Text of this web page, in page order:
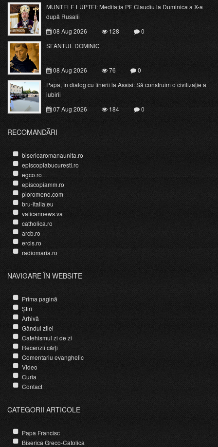
MUNTELE LUPTEI: Meditația PF Claudiu la Duminica a X-a
după Rusalii
08 Aug 2026
128
0
SFÂNTUL DOMINIC
08 Aug 2026 76
0
Papa, în dialog cu tinerii la Assisi: Să construim o civilizație a
iubirii
07 Aug 2026
184 0
RECOMANDĂRI
bisericaromanaunita.ro
episcopiabucuresti.ro
egco.ro
episcopiamm.ro
pioromeno.com
bru-italia.eu
vaticannews.va
catholica.ro
arcb.ro
ercis.ro
radiomaria.ro
NAVIGARE ÎN WEBSITE
Prima pagină
Știri
Arhivă
Gândul zilei
Catehismul zi de zi
Recenzii cărți
Comentariu evanghelic
Video
Curia
Contact
CATEGORII ARTICOLE
Papa Francisc
Biserica Greco-Catolica